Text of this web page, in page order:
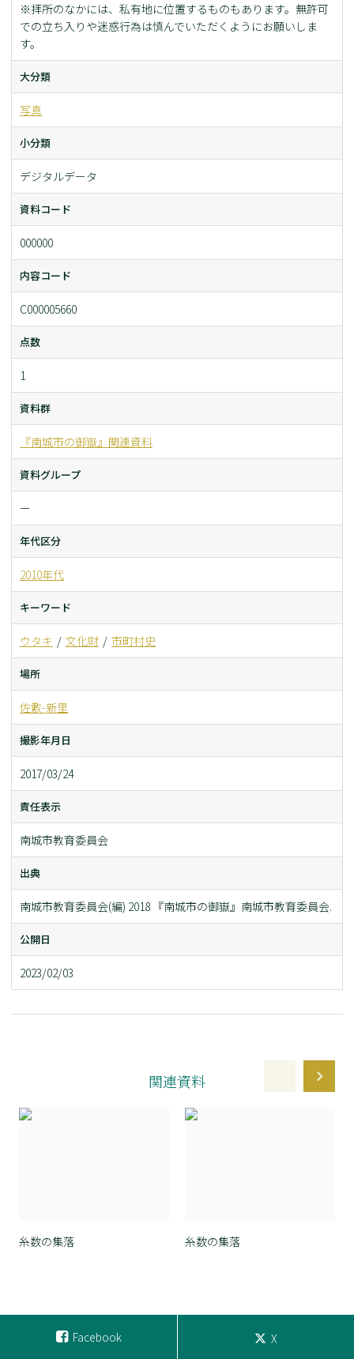
※拝所のなかには、私有地に位置するものもあります。無許可
での立ち入りや迷惑行為は慎んでいただくようにお願いしま
す。
大分類
写真
小分類
デジタルデータ
資料コード
000000
内容コード
C000005660
点数
1
資料群
『南城市の御嶽』関連資料
資料グループ
ー
年代区分
2010年代
キーワード
ウタキ 文化財 市町村史
場所
佐敷-新里
撮影年月日
2017/03/24
責任表示
南城市教育委員会
出典
南城市教育委員会(編) 2018 『南城市の御嶽』南城市教育委員会.
公開日
2023/02/03
関連資料
糸数の集落 糸数の集落
Facebook X